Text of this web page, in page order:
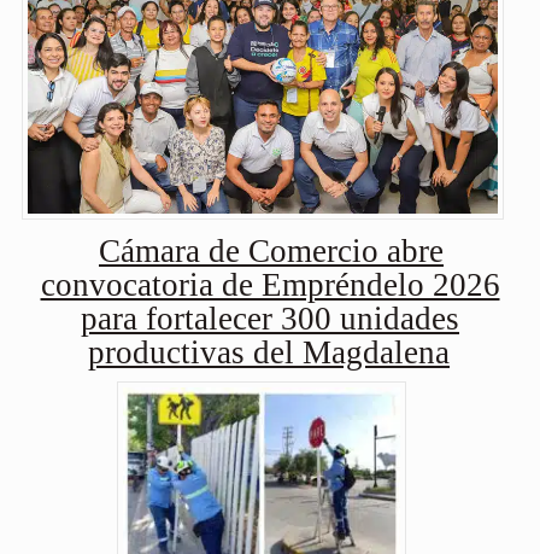
Cámara de Comercio abre
convocatoria de Empréndelo 2026
para fortalecer 300 unidades
productivas del Magdalena